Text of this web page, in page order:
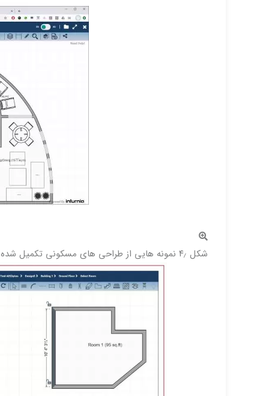
شکل ۴٫ نمونه هایی از طراحی های مسکونی تکمیل شده با Infurnia ، شامل دیوارهای منحنی و بالکن ها.